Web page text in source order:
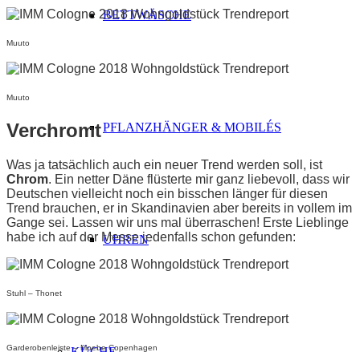
BETTWÄSCHE
PFLANZHÄNGER & MOBILÉS
UHREN
Muuto
Muuto
Verchromt
Was ja tatsächlich auch ein neuer Trend werden soll, ist
Chrom. Ein netter Däne flüsterte mir ganz liebevoll, dass wir
Deutschen vielleicht noch ein bisschen länger für diesen
Trend brauchen, er in Skandinavien aber bereits in vollem im
Gange sei. Lassen wir uns mal überraschen! Erste Lieblinge
habe ich auf der Messe jedenfalls schon gefunden:
Stuhl – Thonet
Garderobenleiste – Moebe Copenhagen